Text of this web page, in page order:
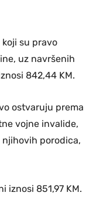
su pravo
uz navršenih
842,44 KM.
ostvaruju prema
vojne invalide,
porodica,
iznosi 851,97 KM.